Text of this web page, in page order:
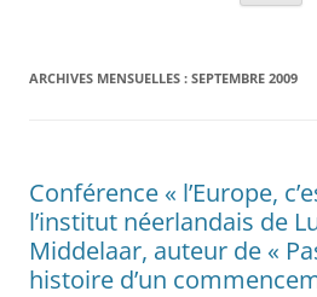
ARCHIVES MENSUELLES : SEPTEMBRE 2009
Conférence « l’Europe,
l’institut néerlandais de
Middelaar, auteur de «
histoire d’un